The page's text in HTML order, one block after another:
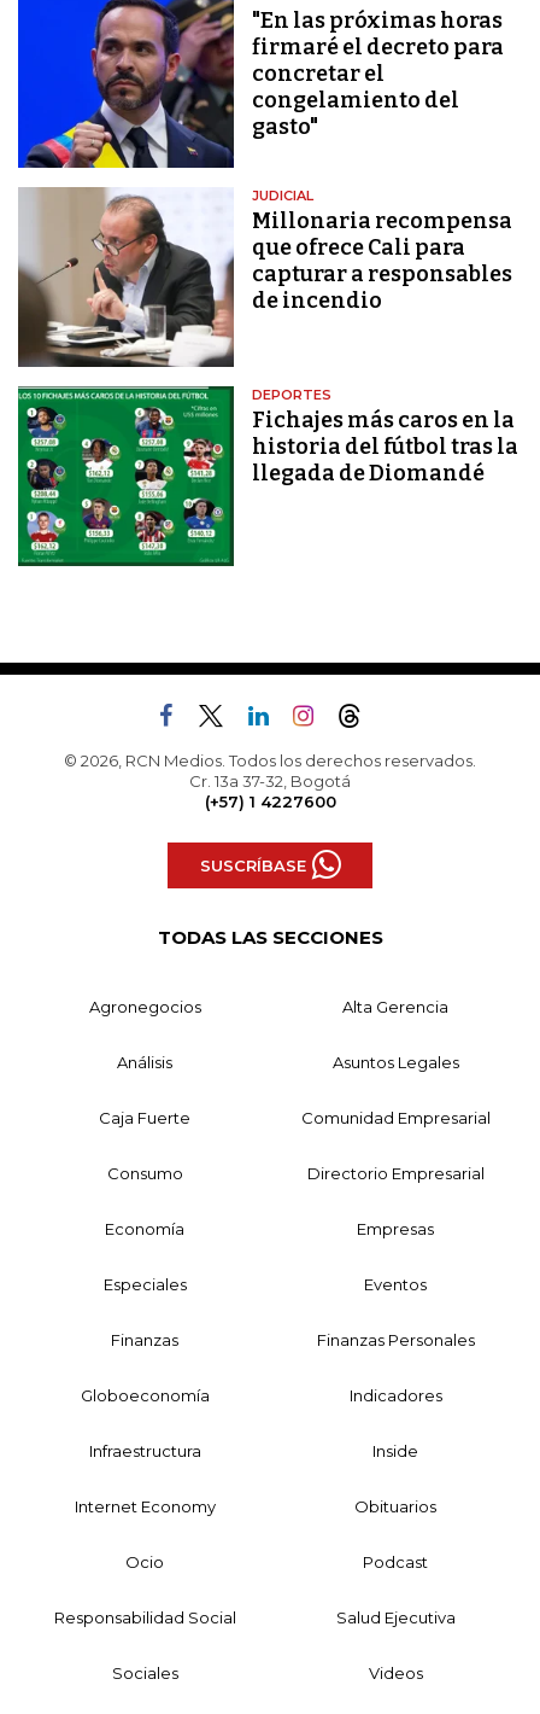
"En las próximas horas
firmaré el decreto para
concretar el
congelamiento del
gasto"
JUDICIAL
Millonaria recompensa
que ofrece Cali para
capturar a responsables
de incendio
DEPORTES
Fichajes más caros en la
historia del fútbol tras la
llegada de Diomandé
© 2026, RCN Medios. Todos los derechos reservados.
Cr. 13a 37-32, Bogotá
(+57) 1 4227600
SUSCRÍBASE
TODAS LAS SECCIONES
Agronegocios Alta Gerencia
Análisis Asuntos Legales
Caja Fuerte Comunidad Empresarial
Consumo Directorio Empresarial
Economía Empresas
Especiales Eventos
Finanzas Finanzas Personales
Globoeconomía Indicadores
Infraestructura Inside
Internet Economy Obituarios
Ocio Podcast
Responsabilidad Social Salud Ejecutiva
Sociales Videos